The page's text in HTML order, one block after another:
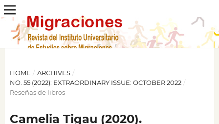
HOME / ARCHIVES /
NO. 55 (2022): EXTRAORDINARY ISSUE: OCTOBER 2022 /
Reseñas de libros
Camelia Tigau (2020).